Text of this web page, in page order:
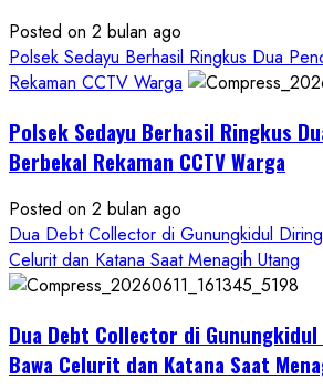
DIY
Terbitkan
DPO
Asal
Gunungkidul
Posted on 2 bulan ago
Polsek Sedayu Berhasil Ringkus Dua
Rekaman CCTV Warga
Polsek Sedayu Berhasil Ringkus
Berbekal Rekaman CCTV Warga
Posted on 2 bulan ago
Dua Debt Collector di Gunungkidul
Celurit dan Katana Saat Menagih Utang
Dua Debt Collector di
Bawa Celurit dan Katana Saat